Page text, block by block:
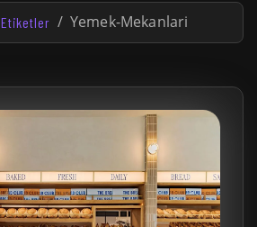
Etiketler Yemek-Mekanlari